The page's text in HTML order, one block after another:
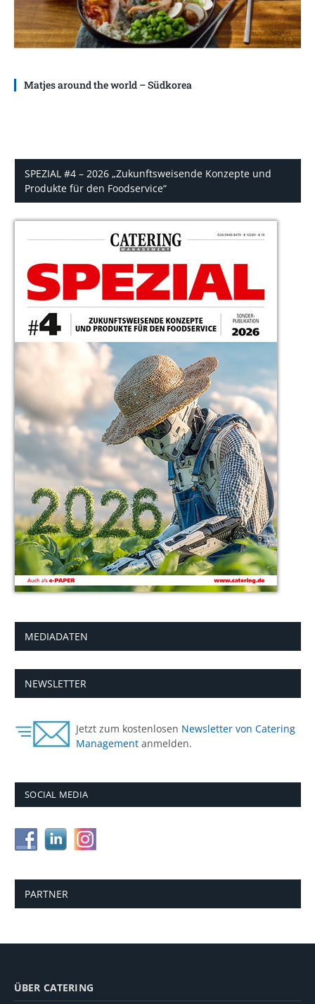
Matjes around the world – Südkorea
SPEZIAL #4 – 2026 „Zukunftsweisende Konzepte und
Produkte für den Foodservice“
MEDIADATEN
NEWSLETTER
Jetzt zum kostenlosen Newsletter von Catering
Management anmelden.
SOCIAL MEDIA
PARTNER
ÜBER CATERING